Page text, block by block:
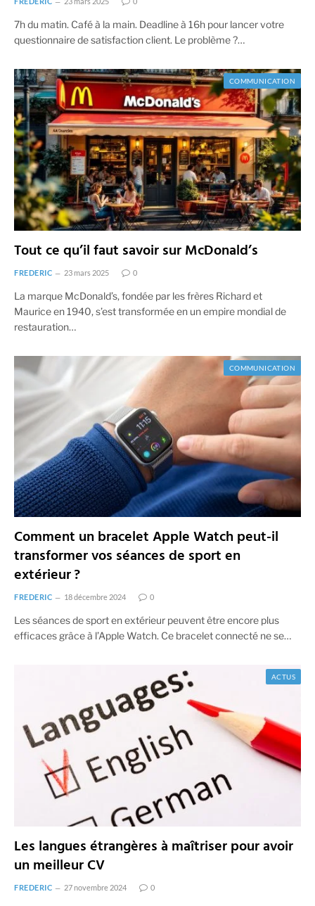
7h du matin. Café à la main. Deadline à 16h pour lancer votre
questionnaire de satisfaction client. Le problème ?…
COMMUNICATION
Tout ce qu’il faut savoir sur McDonald’s
FREDERIC 23 mars 2025 0
La marque McDonald’s, fondée par les frères Richard et
Maurice en 1940, s’est transformée en un empire mondial de
restauration…
COMMUNICATION
Comment un bracelet Apple Watch peut-il
transformer vos séances de sport en
extérieur ?
FREDERIC 18 décembre 2024 0
Les séances de sport en extérieur peuvent être encore plus
efficaces grâce à l’Apple Watch. Ce bracelet connecté ne se…
ACTUS
Les langues étrangères à maîtriser pour avoir
un meilleur CV
FREDERIC 27 novembre 2024 0